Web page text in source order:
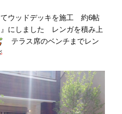
ウッドデッキを施工 約6帖
にしました レンガを積み上
テラス席のベンチまでレン